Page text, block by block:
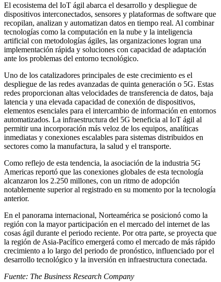
El ecosistema del IoT ágil abarca el desarrollo y despliegue de
dispositivos interconectados, sensores y plataformas de software que
recopilan, analizan y automatizan datos en tiempo real. Al combinar
tecnologías como la computación en la nube y la inteligencia
artificial con metodologías ágiles, las organizaciones logran una
implementación rápida y soluciones con capacidad de adaptación
ante los problemas del entorno tecnológico.
Uno de los catalizadores principales de este crecimiento es el
despliegue de las redes avanzadas de quinta generación o 5G. Estas
redes proporcionan altas velocidades de transferencia de datos, baja
latencia y una elevada capacidad de conexión de dispositivos,
elementos esenciales para el intercambio de información en entornos
automatizados. La infraestructura del 5G beneficia al IoT ágil al
permitir una incorporación más veloz de los equipos, analíticas
inmediatas y conexiones escalables para sistemas distribuidos en
sectores como la manufactura, la salud y el transporte.
Como reflejo de esta tendencia, la asociación de la industria 5G
Americas reportó que las conexiones globales de esta tecnología
alcanzaron los 2.250 millones, con un ritmo de adopción
notablemente superior al registrado en su momento por la tecnología
anterior.
En el panorama internacional, Norteamérica se posicionó como la
región con la mayor participación en el mercado del internet de las
cosas ágil durante el periodo reciente. Por otra parte, se proyecta que
la región de Asia-Pacífico emergerá como el mercado de más rápido
crecimiento a lo largo del periodo de pronóstico, influenciado por el
desarrollo tecnológico y la inversión en infraestructura conectada.
Fuente: The Business Research Company